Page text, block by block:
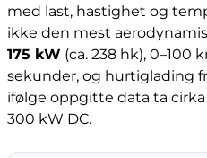
med last, hastighet og
ikke den mest
175 kW (ca. 238 hk),
sekunder, og hurtiglading
ifølge oppgitte data ta
300 kW DC.